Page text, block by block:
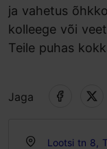
ja vahetus
kolleege või
Teile puhas
Jaga
Lootsi tn 8,